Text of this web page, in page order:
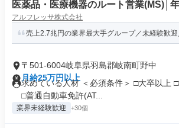
医薬品・医療機器のルート営業(MS)│
アルフレッサ株式会社
売上2.7兆円の業界最大手グループ／未経験歓
〒501-6004岐阜県羽島郡岐南町野中
月給25万円以上
求めている人材 ＜必須条件＞ □大卒以上
□普通自動車免許(AT...
業界未経験歓迎 +30個